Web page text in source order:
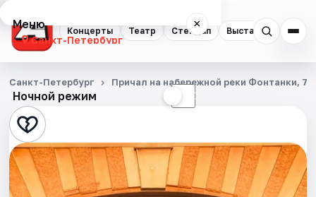
Концерты Театр Стендап Выставки
Меню ×
Санкт-Петербург
Концерты
Театр
Стендап
Выставки
Ночной режим ☾
Санкт-Петербург Причал на набережной реки Фонтанки, 71